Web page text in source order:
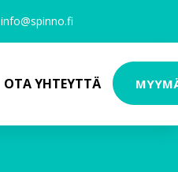
info@spinno.fi
OTA YHTEYTTÄ